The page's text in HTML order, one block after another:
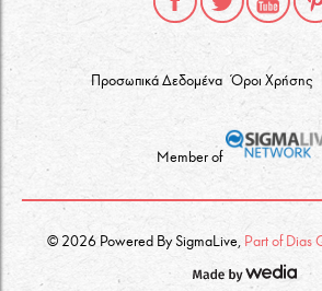
Προσωπικά Δεδομένα Όροι Χρήσης
Member of
© 2026 Powered By SigmaLive, Part of Dias